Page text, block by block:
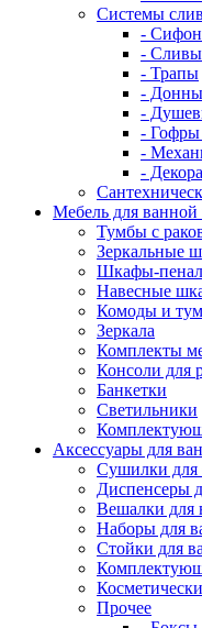
Системы
-
-
- Трапы
-
-
-
-
-
Мебель для
Тумбы с
Зеркальные
Шкафы-
Навесные
Комоды и
Зеркала
Комплекты
Консоли для
Банкетки
Светильники
Аксессуары для
Сушилки для
Диспенсеры
Вешалки для
Наборы для
Стойки для
Прочее